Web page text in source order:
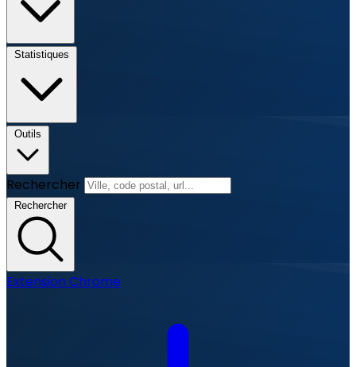
Statistiques
Outils
Rechercher
Rechercher
Extension Chrome